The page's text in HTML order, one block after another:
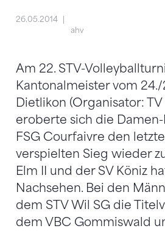
26.05.2014
ahv
Am 22. STV-
Kantonalmeister vom 24./
Dietlikon (Organisator:
eroberte sich die
FSG Courfaivre den
verspielten Sieg wieder
Elm II und der SV Köniz
Nachsehen. Bei den
dem STV Wil SG die
dem VBC Gommiswald